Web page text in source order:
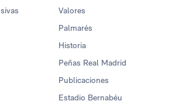
Valores
Palmarés
Historia
Peñas Real Madrid
Publicaciones
Estadio Bernabéu